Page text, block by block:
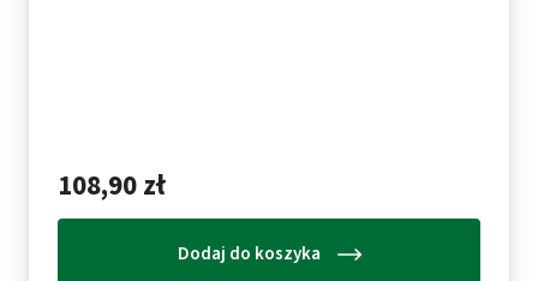
108,90 zł
Dodaj do koszyka